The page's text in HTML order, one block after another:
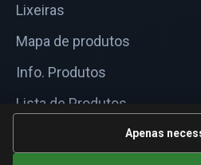
Lixeiras
Mapa de produtos
Info. Produtos
Lista de Produtos
Informações Técnicas
Apenas